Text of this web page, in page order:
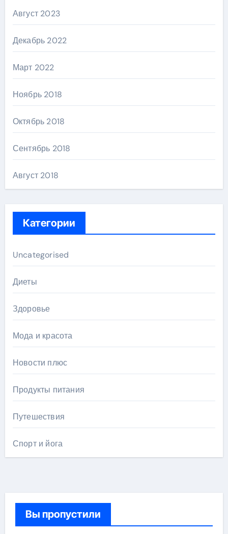
Август 2023
Декабрь 2022
Март 2022
Ноябрь 2018
Октябрь 2018
Сентябрь 2018
Август 2018
Категории
Uncategorised
Диеты
Здоровье
Мода и красота
Новости плюс
Продукты питания
Путешествия
Спорт и йога
Вы пропустили